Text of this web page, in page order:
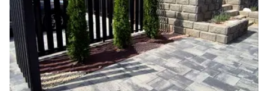
домовимося про перегляд!